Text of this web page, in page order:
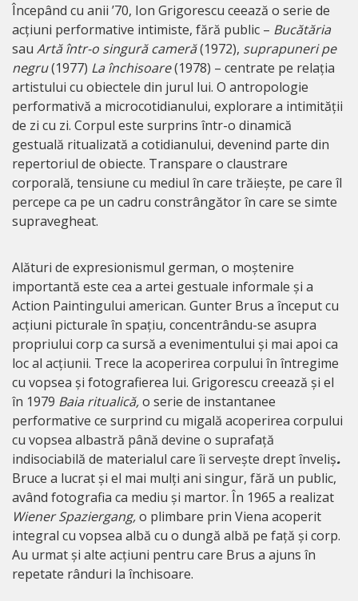
Începând cu anii ’70, Ion Grigorescu ceează o serie de
acțiuni performative intimiste, fără public – Bucătăria
sau Artă într-o singură cameră(1972), suprapuneri pe
negru(1977) La închisoare(1978) – centrate pe relația
artistului cu obiectele din jurul lui. O antropologie
performativă a microcotidianului, explorare a intimității
de zi cu zi. Corpul este surprins într-o dinamică
gestuală ritualizată a cotidianului, devenind parte din
repertoriul de obiecte. Transpare o claustrare
corporală, tensiune cu mediul în care trăiește, pe care îl
percepe ca pe un cadru constrângător în care se simte
supravegheat.
Alături de expresionismul german, o moștenire
importantă este cea a artei gestuale informale și a
Action Paintingului american. Gunter Brus a început cu
acțiuni picturale în spațiu, concentrându-se asupra
propriului corp ca sursă a evenimentului și mai apoi ca
loc al acțiunii. Trece la acoperirea corpului în întregime
cu vopsea și fotografierea lui. Grigorescu creează și el
în 1979 Baia ritualică,o serie de instantanee
performative ce surprind cu migală acoperirea corpului
cu vopsea albastră până devine o suprafață
indisociabilă de materialul care îi servește drept înveliș.
Bruce a lucrat și el mai mulți ani singur, fără un public,
având fotografia ca mediu și martor. În 1965 a realizat
Wiener Spaziergang,o plimbare prin Viena acoperit
integral cu vopsea albă cu o dungă albă pe față și corp.
Au urmat și alte acțiuni pentru care Brus a ajuns în
repetate rânduri la închisoare.